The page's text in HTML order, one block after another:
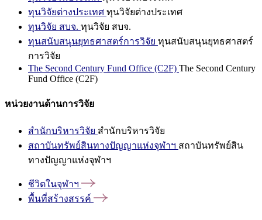
ทุนวิจัยต่างประเทศ ทุนวิจัยต่างประเทศ
ทุนวิจัย สบจ. ทุนวิจัย สบจ.
ทุนสนับสนุนยุทธศาสตร์การวิจัย ทุนสนับสนุนยุทธศาสตร์
การวิจัย
The Second Century Fund Office (C2F) The Second Century
Fund Office (C2F)
หน่วยงานด้านการวิจัย
สำนักบริหารวิจัย สำนักบริหารวิจัย
สถาบันทรัพย์สินทางปัญญาแห่งจุฬาฯ สถาบันทรัพย์สิน
ทางปัญญาแห่งจุฬาฯ
ชีวิตในจุฬาฯ
พื้นที่สร้างสรรค์